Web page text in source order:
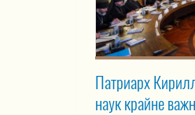
Патриарх
наук крайне